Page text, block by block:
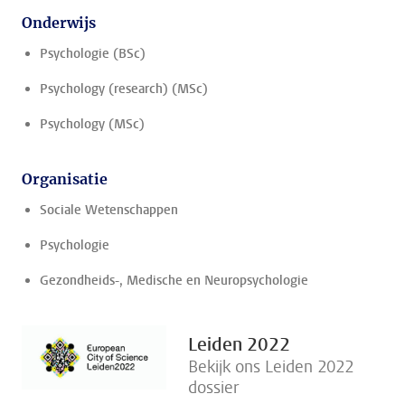
Onderwijs
Psychologie (BSc)
Psychology (research) (MSc)
Psychology (MSc)
Organisatie
Sociale Wetenschappen
Psychologie
Gezondheids-, Medische en Neuropsychologie
Leiden 2022
Bekijk ons Leiden 2022
dossier